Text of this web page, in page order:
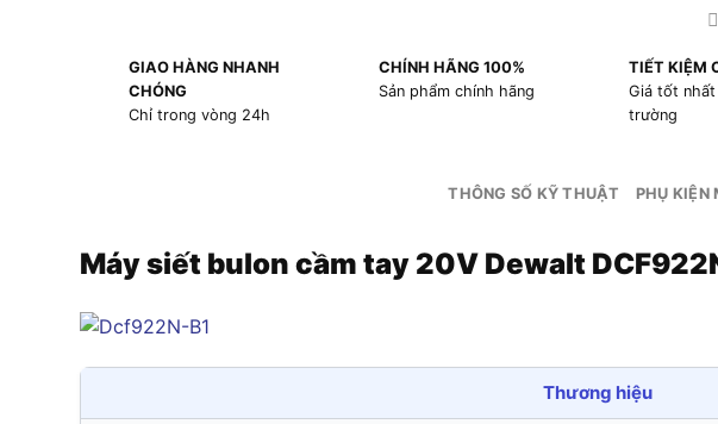
GIAO HÀNG NHANH
CHÓNG
Chỉ trong vòng 24h
CHÍNH HÃNG 100%
Sản phẩm chính hãng
TIẾT KIỆM
Giá tốt
trường
THÔNG SỐ KỸ THUẬT PHỤ KIỆN
Máy siết bulon cầm tay 20V Dewalt
Thương hiệu